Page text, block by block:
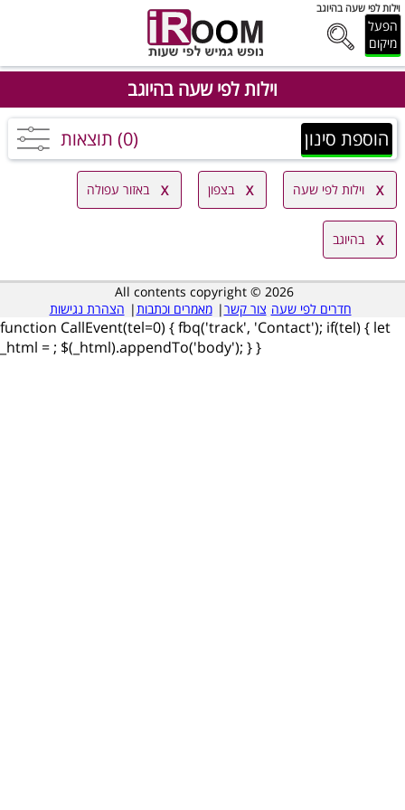
וילות לפי שעה בהיוגב
הפעל
מיקום
וילות לפי שעה בהיוגב
הוספת סינון (0) תוצאות
וילות לפי שעה בצפון באזור עפולה
בהיוגב
All contents copyright © 2026
חדרים לפי שעה צור קשר| מאמרים וכתבות| הצהרת נגישות
function CallEvent(tel=0) { fbq('track', 'Contact'); if(tel) { let
_html = ; $(_html).appendTo('body'); } }